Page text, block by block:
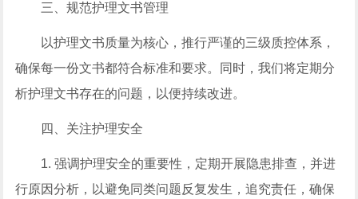
三、规范护理文书管理
以护理文书质量为核心，推行严谨的三级质控体系，
确保每一份文书都符合标准和要求。同时，我们将定期分
析护理文书存在的问题，以便持续改进。
四、关注护理安全
1. 强调护理安全的重要性，定期开展隐患排查，并进
行原因分析，以避免同类问题反复发生，追究责任，确保